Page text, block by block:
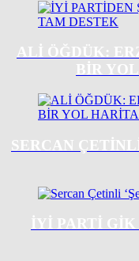
ALİ ÖĞDÜK:
BİR
SERCAN
İYİ PARTİ GİK